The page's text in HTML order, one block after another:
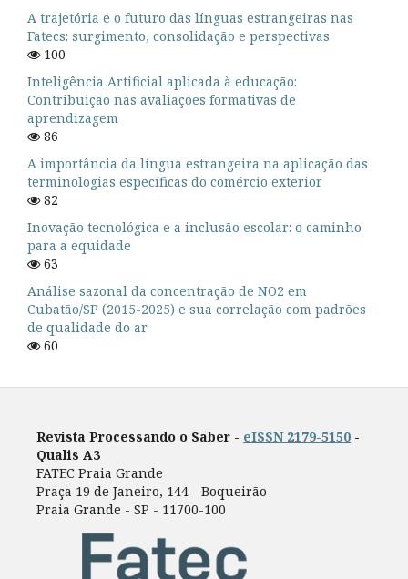
A trajetória e o futuro das línguas estrangeiras nas
Fatecs: surgimento, consolidação e perspectivas
100
Inteligência Artificial aplicada à educação:
Contribuição nas avaliações formativas de
aprendizagem
86
A importância da língua estrangeira na aplicação das
terminologias específicas do comércio exterior
82
Inovação tecnológica e a inclusão escolar: o caminho
para a equidade
63
Análise sazonal da concentração de NO2 em
Cubatão/SP (2015-2025) e sua correlação com padrões
de qualidade do ar
60
Revista Processando o Saber - eISSN 2179-5150 -
Qualis A3
FATEC Praia Grande
Praça 19 de Janeiro, 144 - Boqueirão
Praia Grande - SP - 11700-100